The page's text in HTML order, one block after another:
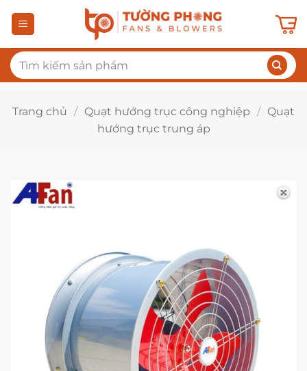
qua
dung
Tìm
kiếm:
Trang chủ / Quạt hướng trục công nghiệp / Quạt
hướng trục trung áp